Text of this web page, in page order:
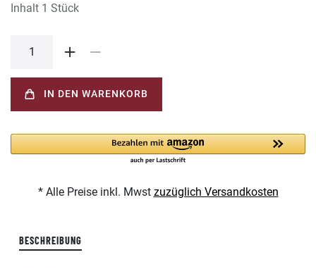
Inhalt 1 Stück
IN DEN WARENKORB
* Alle Preise inkl. Mwst zuzüglich Versandkosten
BESCHREIBUNG